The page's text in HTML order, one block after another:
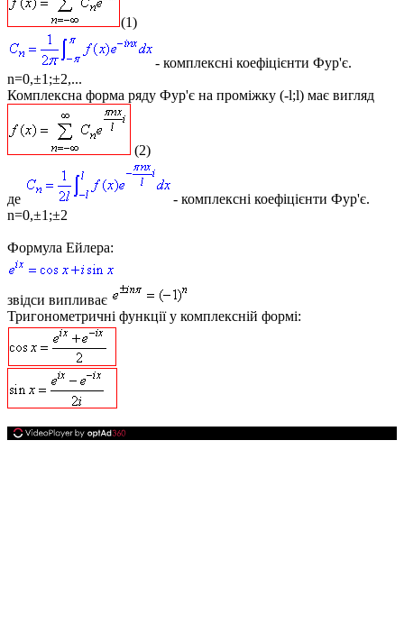
(1)
- комплексні коефіцієнти Фур'є.
n=0,±1;±2,...
Комплексна форма ряду Фур'є на проміжку (-l;l) має вигляд
(2)
де
- комплексні коефіцієнти Фур'є.
n=0,±1;±2
Формула Ейлера:
звідси випливає
Тригонометричні функції у комплексній формі: